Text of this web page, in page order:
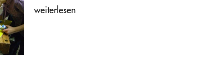
weiterlesen